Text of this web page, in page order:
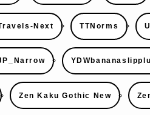
Next TTNorms
Zen Kaku Gothic New